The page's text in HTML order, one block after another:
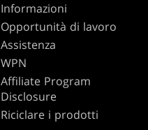
Informazioni
Opportunità di lavoro
Assistenza
WPN
Affiliate Program
Disclosure
Riciclare i prodotti